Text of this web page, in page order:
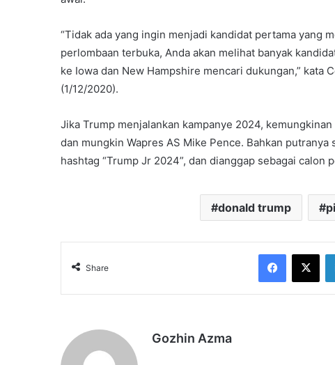
“Tidak ada yang ingin menjadi kandidat pertama yang
perlombaan terbuka, Anda akan melihat banyak
ke Iowa dan New Hampshire mencari dukungan,” kata
(1/12/2020).
Jika Trump menjalankan kampanye 2024,
dan mungkin Wapres AS Mike Pence. Bahkan
hashtag “Trump Jr 2024”, dan dianggap sebagai calon
donald trump
Share
Facebook
X
Gozhin Azma